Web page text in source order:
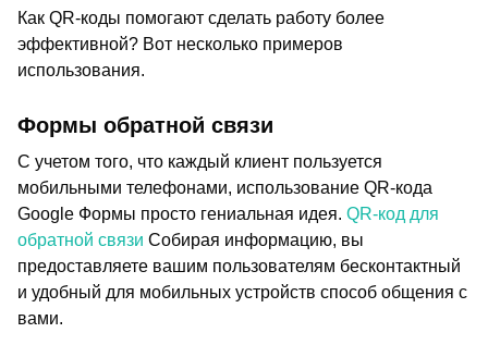
Как QR-коды помогают сделать работу более
эффективной? Вот несколько примеров
использования.
Формы обратной связи
С учетом того, что каждый клиент пользуется
мобильными телефонами, использование QR-кода
Google Формы просто гениальная идея. QR-код для
обратной связи Собирая информацию, вы
предоставляете вашим пользователям бесконтактный
и удобный для мобильных устройств способ общения с
вами.